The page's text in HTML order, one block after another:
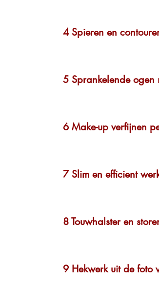
4 Spieren en
5 Sprankelende ogen
6 Make-up verfijnen
7 Slim en efficient
8 Touwhalster en
9 Hekwerk uit de foto